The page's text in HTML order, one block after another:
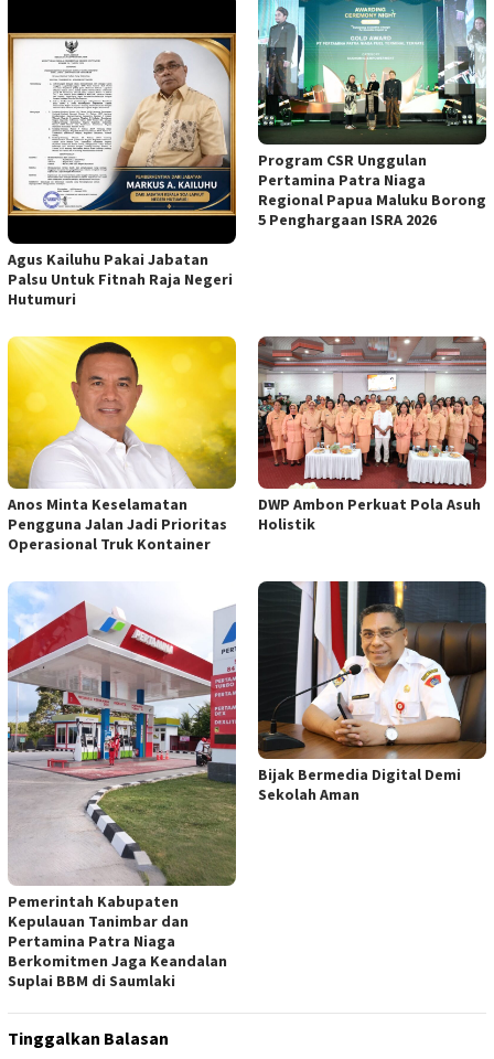
Agus Kailuhu Pakai Jabatan
Palsu Untuk Fitnah Raja Negeri
Hutumuri
Program CSR Unggulan
Pertamina Patra Niaga
Regional Papua Maluku Borong
5 Penghargaan ISRA 2026
Anos Minta Keselamatan
Pengguna Jalan Jadi Prioritas
Operasional Truk Kontainer
DWP Ambon Perkuat Pola Asuh
Holistik
Pemerintah Kabupaten
Kepulauan Tanimbar dan
Pertamina Patra Niaga
Berkomitmen Jaga Keandalan
Suplai BBM di Saumlaki
Bijak Bermedia Digital Demi
Sekolah Aman
Tinggalkan Balasan